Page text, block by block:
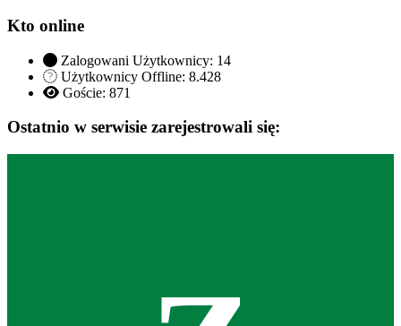
Kto online
Zalogowani Użytkownicy: 14
Użytkownicy Offline: 8.428
Goście: 871
Ostatnio w serwisie zarejestrowali się: